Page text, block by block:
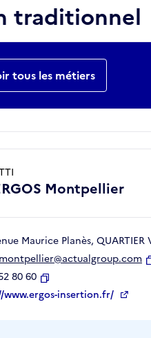
traditionnel
rapides
tous les métiers
Montpellier
Maurice Planès,
80 60
Copier
www.ergos-insertion.fr/